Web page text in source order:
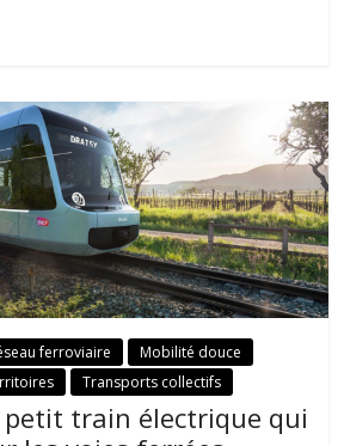
ferroviaire
Mobilité douce
Transports collectifs
petit train électrique qui